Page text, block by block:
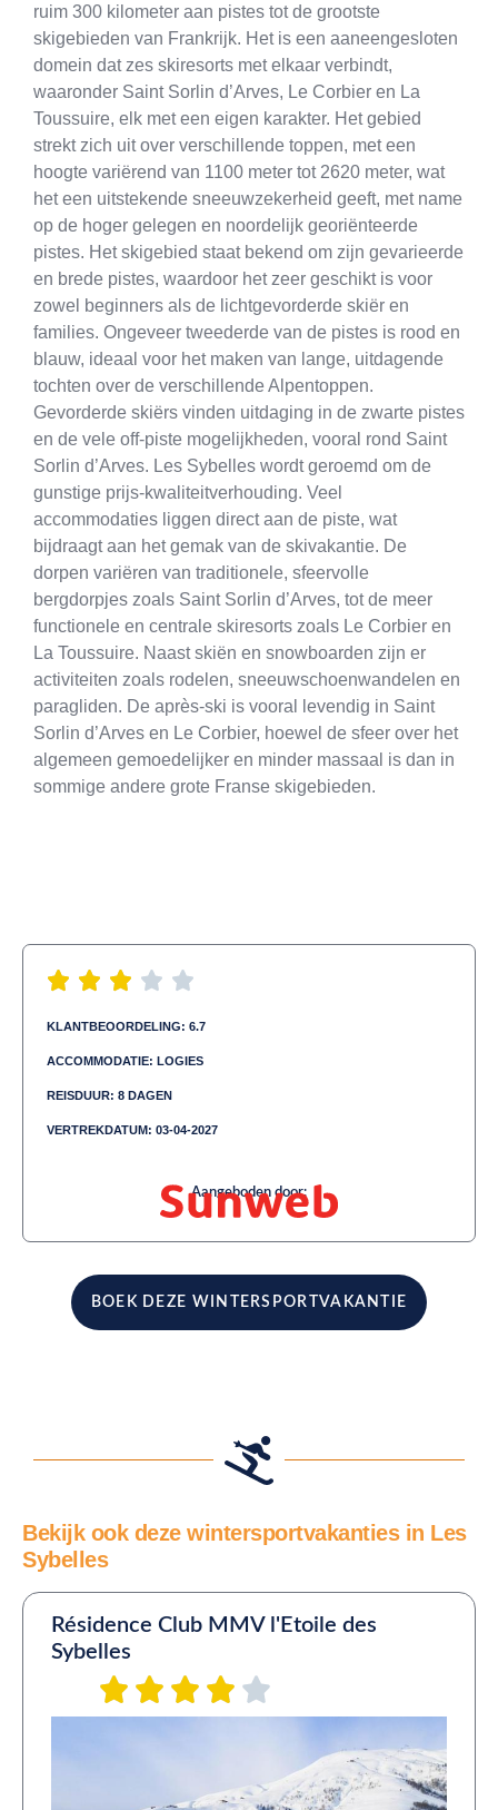
ruim 300 kilometer aan pistes tot de grootste
skigebieden van Frankrijk. Het is een aaneengesloten
domein dat zes skiresorts met elkaar verbindt,
waaronder Saint Sorlin d’Arves, Le Corbier en La
Toussuire, elk met een eigen karakter. Het gebied
strekt zich uit over verschillende toppen, met een
hoogte variërend van 1100 meter tot 2620 meter, wat
het een uitstekende sneeuwzekerheid geeft, met name
op de hoger gelegen en noordelijk georiënteerde
pistes. Het skigebied staat bekend om zijn gevarieerde
en brede pistes, waardoor het zeer geschikt is voor
zowel beginners als de lichtgevorderde skiër en
families. Ongeveer tweederde van de pistes is rood en
blauw, ideaal voor het maken van lange, uitdagende
tochten over de verschillende Alpentoppen.
Gevorderde skiërs vinden uitdaging in de zwarte pistes
en de vele off-piste mogelijkheden, vooral rond Saint
Sorlin d’Arves. Les Sybelles wordt geroemd om de
gunstige prijs-kwaliteitverhouding. Veel
accommodaties liggen direct aan de piste, wat
bijdraagt aan het gemak van de skivakantie. De
dorpen variëren van traditionele, sfeervolle
bergdorpjes zoals Saint Sorlin d’Arves, tot de meer
functionele en centrale skiresorts zoals Le Corbier en
La Toussuire. Naast skiën en snowboarden zijn er
activiteiten zoals rodelen, sneeuwschoenwandelen en
paragliden. De après-ski is vooral levendig in Saint
Sorlin d’Arves en Le Corbier, hoewel de sfeer over het
algemeen gemoedelijker en minder massaal is dan in
sommige andere grote Franse skigebieden.
KLANTBEOORDELING: 6.7
ACCOMMODATIE: LOGIES
REISDUUR: 8 DAGEN
VERTREKDATUM: 03-04-2027
Aangeboden door:
BOEK DEZE WINTERSPORTVAKANTIE
Bekijk ook deze wintersportvakanties in Les
Sybelles
Résidence Club MMV l'Etoile des
Sybelles